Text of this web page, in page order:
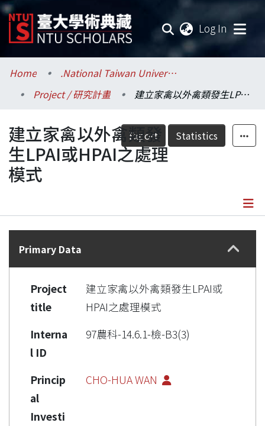
Log In
Communities & Collections
Research Outputs
Fundings & Projects
Researchers
Statistics
Home
.National Taiwan University / 國立臺灣大學
Project / 研究計畫
建立家禽以外禽類發生LPAI或HPAI之處理模式
Export Statistics
建立家禽以外禽類發
生LPAI或HPAI之處理
模式
Details
Primary Data
Project
title
建立家禽以外禽類發生LPAI或
HPAI之處理模式
Interna
l ID
97農科-14.6.1-檢-B3(3)
Princip
al
Investi
CHO-HUA WAN